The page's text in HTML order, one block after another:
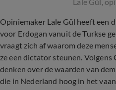
Opiniemaker Lale Gül heeft een
voor Erdogan vanuit de Turkse
vraagt zich af waarom deze
ze een dictator steunen.
denken over de waarden van
die in Nederland hoog in het